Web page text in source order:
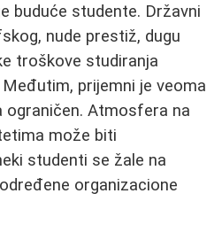
buduće studente. Državni
nude prestiž, dugu
troškove studiranja
prijemni je veoma
ograničen. Atmosfera na
može biti
studenti se žale na
organizacione